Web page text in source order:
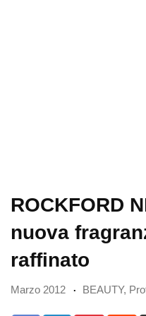
ROCKFORD
nuova
raffinato
Marzo 2012 BEAUTY,